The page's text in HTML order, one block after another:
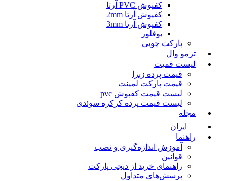
کفپوش PVC آرتا
کفپوش آرتا 2mm
کفپوش آرتا 3mm
بوفلور
پارکت چوبی
ترمو وال
لیست قمیت
قیمت پرده زبرا
قیمت پارکت لمینت
لیست قیمت کفپوش pvc
لیست قیمت پرده کرکره سوئدی
مجله
ایران
راهنما
آموزش اندازه‌گیری و نصب
قوانین
راهنمای خرید از دیجی پارکت
پرسش‌های متداول